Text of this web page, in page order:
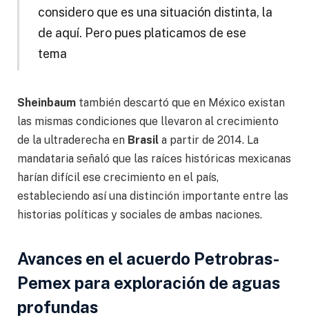
considero que es una situación distinta, la
de aquí. Pero pues platicamos de ese
tema
Sheinbaum también descartó que en México existan
las mismas condiciones que llevaron al crecimiento
de la ultraderecha en Brasil a partir de 2014. La
mandataria señaló que las raíces históricas mexicanas
harían difícil ese crecimiento en el país,
estableciendo así una distinción importante entre las
historias políticas y sociales de ambas naciones.
Avances en el acuerdo Petrobras-
Pemex para exploración de aguas
profundas